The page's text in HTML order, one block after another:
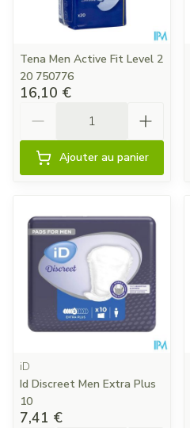
Tena Men Active Fit Level 2
20 750776
16,10 €
Ajouter au panier
iD
Id Discreet Men Extra Plus
10
7,41 €